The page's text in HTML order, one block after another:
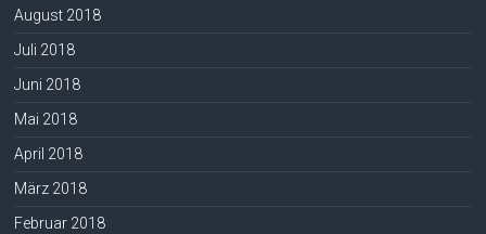
August 2018
Juli 2018
Juni 2018
Mai 2018
April 2018
März 2018
Februar 2018